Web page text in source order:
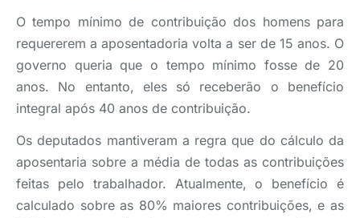
O tempo mínimo de contribuição dos homens para
requererem a aposentadoria volta a ser de 15 anos. O
governo queria que o tempo mínimo fosse de 20
anos. No entanto, eles só receberão o benefício
integral após 40 anos de contribuição.
Os deputados mantiveram a regra que do cálculo da
aposentaria sobre a média de todas as contribuições
feitas pelo trabalhador. Atualmente, o benefício é
calculado sobre as 80% maiores contribuições, e as